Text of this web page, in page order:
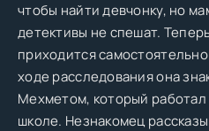
чтобы найти девчонку, но
детективы не спешат.
приходится
ходе расследования она
Мехметом, который
школе. Незнакомец